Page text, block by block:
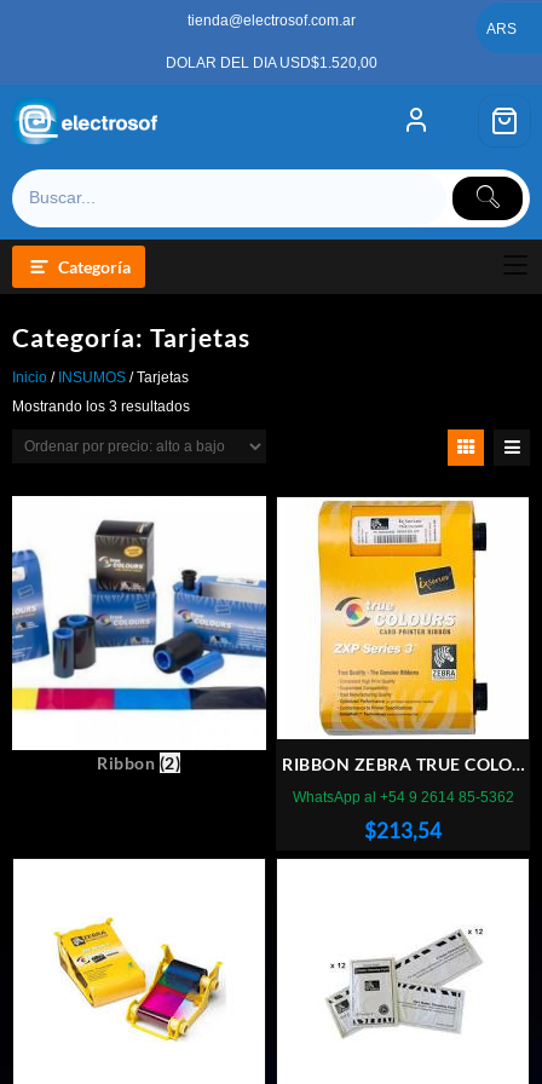
tienda@electrosof.com.ar
DOLAR DEL DIA USD$1.520,00
Categoría
Categoría: Tarjetas
Inicio / INSUMOS / Tarjetas
Mostrando los 3 resultadosOrdenado
precio:
alto
Ribbon (2)
RIBBON ZEBRA TRUE COLOR
ZXP SERIE 3 280img
$213,54
WhatsApp al +54 9 2614 85-5362
ARS